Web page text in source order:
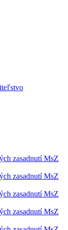
zasadnutí MsZ
zasadnutí MsZ
zasadnutí MsZ
zasadnutí MsZ